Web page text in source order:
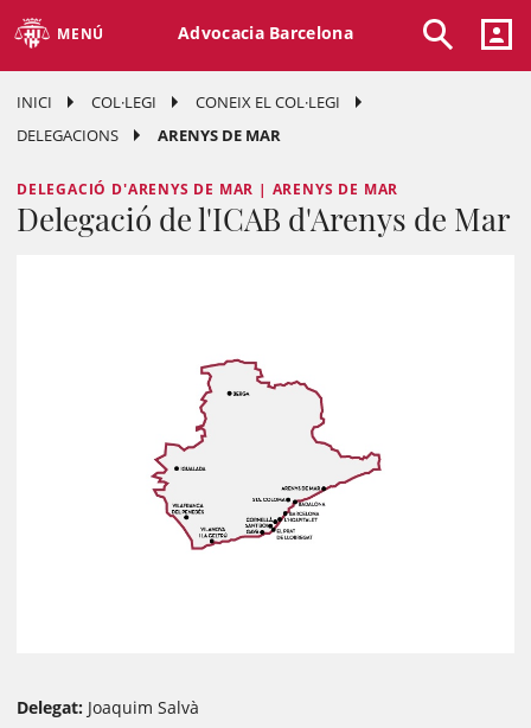
MENÚ Advocacia Barcelona
INICI COL·LEGI
CONEIX EL COL·LEGI
DELEGACIONS
ARENYS DE MAR
DELEGACIÓ D'ARENYS DE MAR | ARENYS DE MAR
Delegació de l'ICAB d'Arenys de Mar
Delegat: Joaquim Salvà